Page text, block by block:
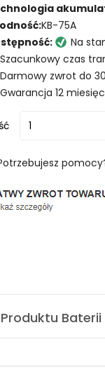
KB-75A
Na
czas
zwrot do
12